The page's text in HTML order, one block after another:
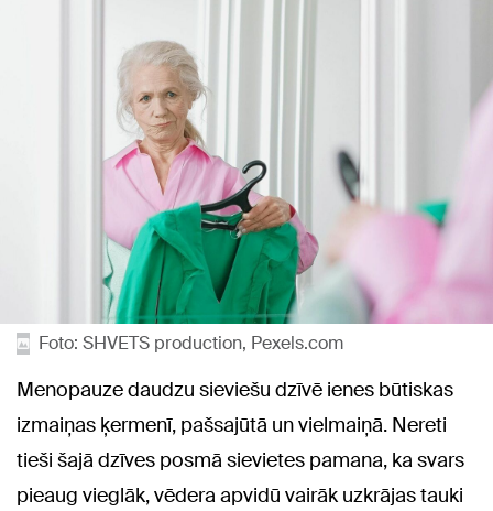
Foto: SHVETS production, Pexels.com
Menopauze daudzu sieviešu dzīvē ienes būtiskas
izmaiņas ķermenī, pašsajūtā un vielmaiņā. Nereti
tieši šajā dzīves posmā sievietes pamana, ka svars
pieaug vieglāk, vēdera apvidū vairāk uzkrājas tauki